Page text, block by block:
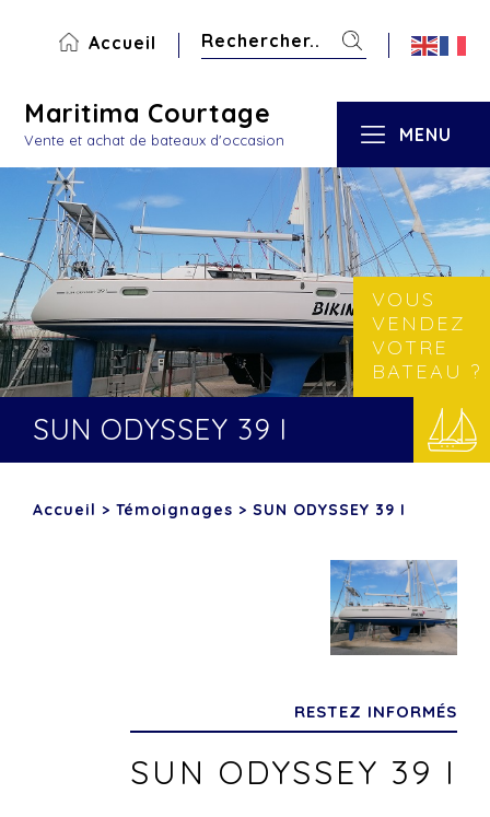
Accueil
Maritima Courtage
Vente et achat de bateaux d'occasion MENU
VOUS
VENDEZ
VOTRE
BATEAU ?
SUN ODYSSEY 39 I
Accueil > Témoignages > SUN ODYSSEY 39 I
RESTEZ INFORMÉS
SUN ODYSSEY 39 I